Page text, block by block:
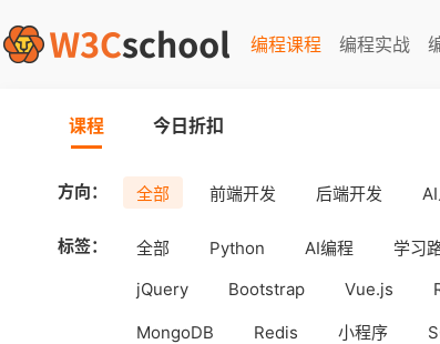
编程课程 编程实战
课程 今日折扣
方向： 全部 前端开发 后端开发
标签： 全部 Python AI编程 学习
jQuery
Bootstrap Vue.js
MongoDB Redis 小程序